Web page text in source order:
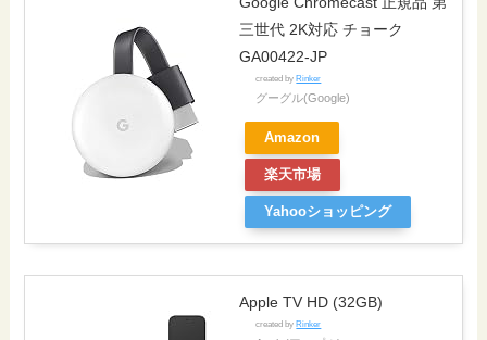
三世代 2K対応 チョーク
GA00422-JP
created byRinker
グーグル(Google)
Amazon
楽天市場
Yahooショッピング
Apple TV HD (32GB)
created byRinker